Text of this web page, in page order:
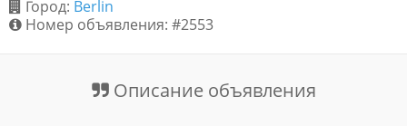
Правила доски объявлений
Город: Berlin
Номер объявления: #2553
Описание объявления